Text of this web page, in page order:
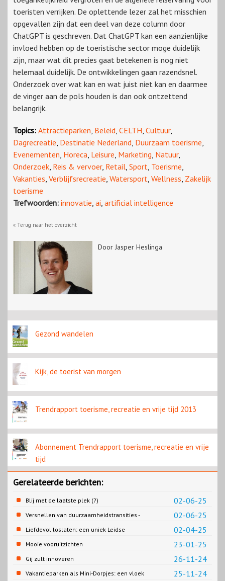
toeristen verrijken. De oplettende lezer zal het misschien
opgevallen zijn dat een deel van deze column door
ChatGPT is geschreven. Dat ChatGPT kan een aanzienlijke
invloed hebben op de toeristische sector moge duidelijk
zijn, maar wat dit precies gaat betekenen is nog niet
helemaal duidelijk. De ontwikkelingen gaan razendsnel.
Onderzoek over wat kan en wat juist niet kan en daarmee
de vinger aan de pols houden is dan ook ontzettend
belangrijk.
Topics: Attractieparken, Beleid, CELTH, Cultuur,
Dagrecreatie, Destinatie Nederland, Duurzaam toerisme,
Evenementen, Horeca, Leisure, Marketing, Natuur,
Onderzoek, Reis & vervoer, Retail, Sport, Toerisme,
Vakanties, Verblijfsrecreatie, Watersport, Wellness, Zakelijk
toerisme
Trefwoorden: innovatie, ai, artificial intelligence
« Terug naar het overzicht
Door Jasper Heslinga
Gezond wandelen
Kijk, de toerist van morgen
Trendrapport toerisme, recreatie en vrije tijd 2013
Abonnement Trendrapport toerisme, recreatie en vrije
tijd
Gerelateerde berichten:
02-06-25
Blij met de laatste plek (?)
02-06-25
Versnellen van duurzaamheidstransities -
het SPRONG project
02-04-25
Liefdevol loslaten: een uniek Leidse
samenwerking
23-01-25
Mooie vooruitzichten
26-11-24
Gij zult innoveren
25-11-24
Vakantieparken als Mini-Dorpjes: een vloek